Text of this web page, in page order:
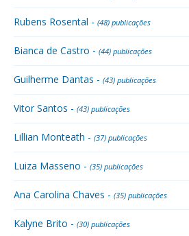
Rubens Rosental - (48) publicações
Bianca de Castro - (44) publicações
Guilherme Dantas - (43) publicações
Vitor Santos - (43) publicações
Lillian Monteath - (37) publicações
Luiza Masseno - (35) publicações
Ana Carolina Chaves - (35) publicações
Kalyne Brito - (30) publicações